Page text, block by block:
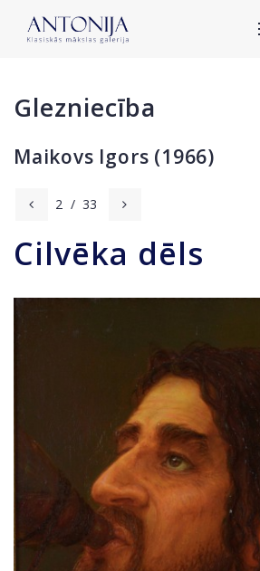
Glezniecība
Maikovs Igors (1966)
2 / 33
Cilvēka dēls